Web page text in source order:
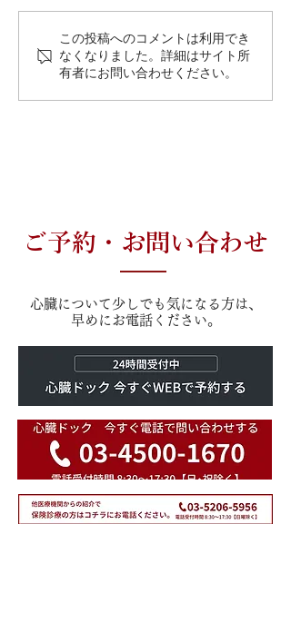
この投稿へのコメントは利用でき
なくなりました。詳細はサイト所
有者にお問い合わせください。
ご予約・お問い合わせ
心臓について少しでも気になる方は、
早めにお電話ください。